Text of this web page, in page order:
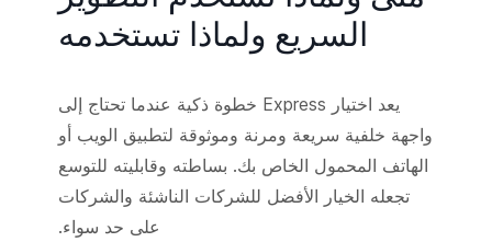
السريع ولماذا تستخدمه
يعد اختيار Express خطوة ذكية عندما تحتاج إلى
واجهة خلفية سريعة ومرنة وموثوقة لتطبيق الويب أو
الهاتف المحمول الخاص بك. بساطته وقابليته للتوسع
تجعله الخيار الأفضل للشركات الناشئة والشركات
على حد سواء.